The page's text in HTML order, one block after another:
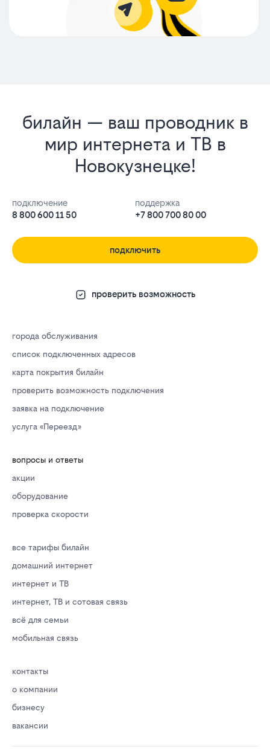
билайн — ваш проводник в
мир интернета и ТВ в
Новокузнецке!
подключение
8 800 600 11 50
поддержка
+7 800 700 80 00
подключить
проверить возможность
города обслуживания
список подключенных адресов
карта покрытия билайн
проверить возможность подключения
заявка на подключение
услуга «Переезд»
вопросы и ответы
акции
оборудование
проверка скорости
все тарифы билайн
домашний интернет
интернет и ТВ
интернет, ТВ и сотовая связь
всё для семьи
мобильная связь
контакты
о компании
бизнесу
вакансии